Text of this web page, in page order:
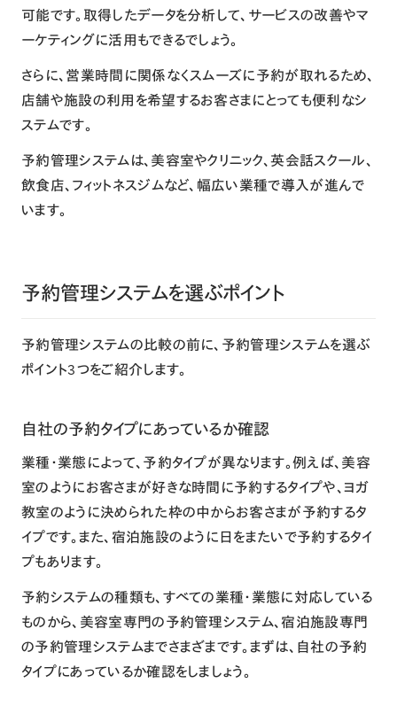
可能です。取得したデータを分析して、サービスの改善やマ
ーケティングに活用もできるでしょう。
さらに、営業時間に関係なくスムーズに予約が取れるため、
店舗や施設の利用を希望するお客さまにとっても便利なシ
ステムです。
予約管理システムは、美容室やクリニック、英会話スクール、
飲食店、フィットネスジムなど、幅広い業種で導入が進んで
います。
予約管理システムを選ぶポイント
予約管理システムの比較の前に、予約管理システムを選ぶ
ポイント3つをご紹介します。
自社の予約タイプにあっているか確認
業種・業態によって、予約タイプが異なります。例えば、美容
室のようにお客さまが好きな時間に予約するタイプや、ヨガ
教室のように決められた枠の中からお客さまが予約するタ
イプです。また、宿泊施設のように日をまたいで予約するタイ
プもあります。
予約システムの種類も、すべての業種・業態に対応している
ものから、美容室専門の予約管理システム、宿泊施設専門
の予約管理システムまでさまざまです。まずは、自社の予約
タイプにあっているか確認をしましょう。